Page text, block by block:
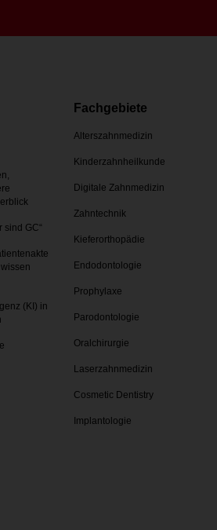
sind GC“
(KI) in
Fachgebiete
Alterszahnmedizin
Kinderzahnheilkunde
Digitale Zahnmedizin
Zahntechnik
Kieferorthopädie
Endodontologie
Prophylaxe
Parodontologie
Oralchirurgie
Laserzahnmedizin
Cosmetic Dentistry
Implantologie